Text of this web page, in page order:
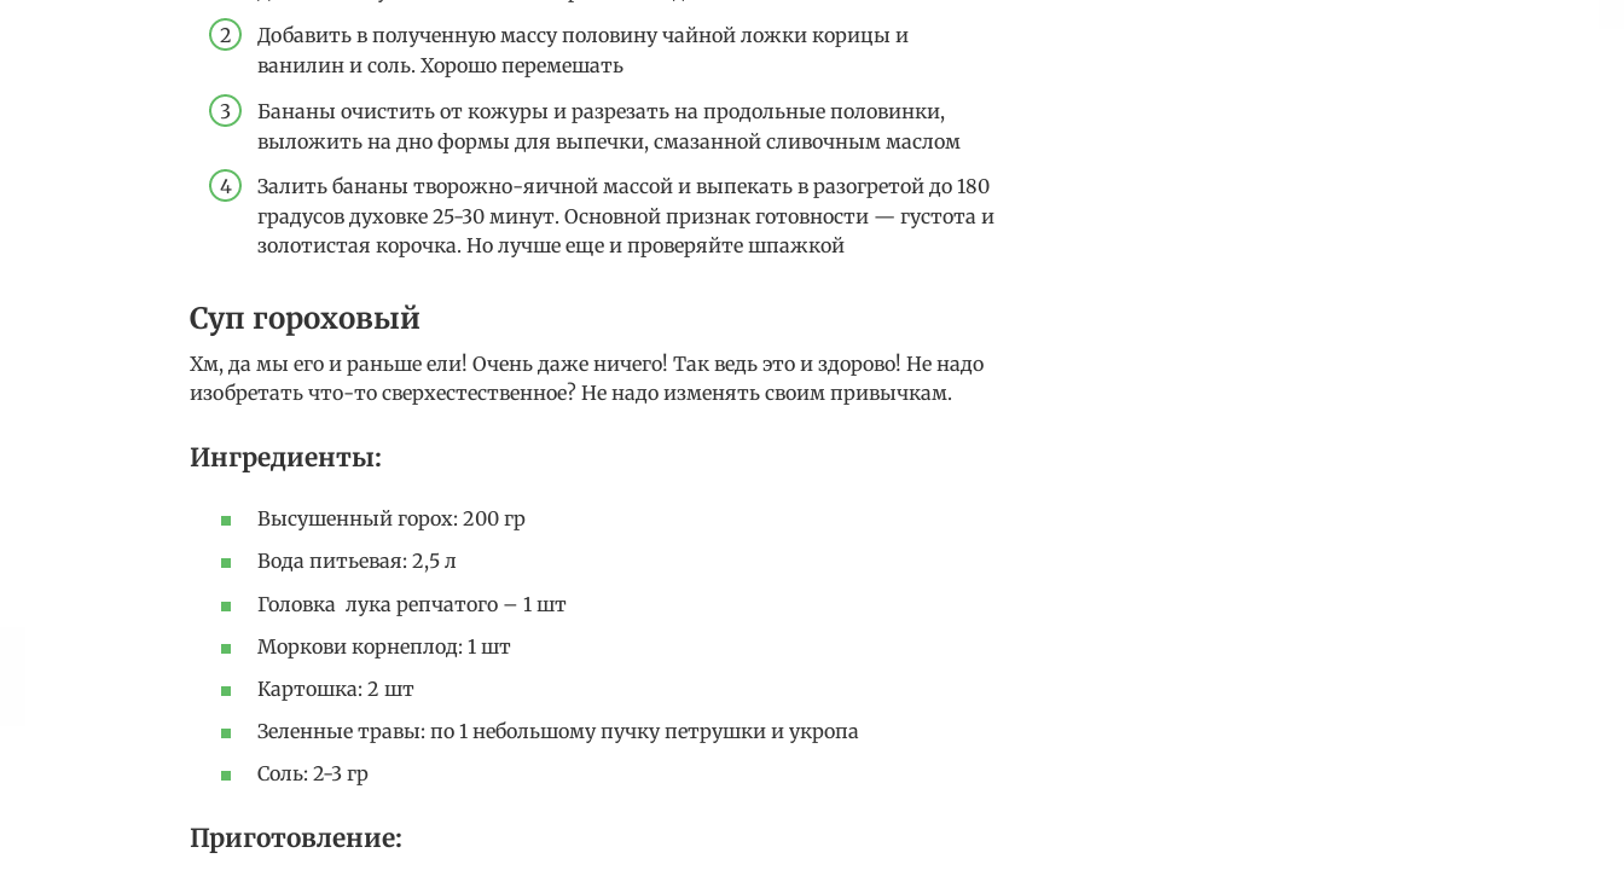
Добавить в полученную массу половину чайной ложки корицы и
ванилин и соль. Хорошо перемешать
Бананы очистить от кожуры и разрезать на продольные половинки,
выложить на дно формы для выпечки, смазанной сливочным маслом
Залить бананы творожно-яичной массой и выпекать в разогретой до 180
градусов духовке 25-30 минут. Основной признак готовности — густота и
золотистая корочка. Но лучше еще и проверяйте шпажкой
Суп гороховый
Хм, да мы его и раньше ели! Очень даже ничего! Так ведь это и здорово! Не надо
изобретать что-то сверхестественное? Не надо изменять своим привычкам.
Ингредиенты:
Высушенный горох: 200 гр
Вода питьевая: 2,5 л
Головка лука репчатого – 1 шт
Моркови корнеплод: 1 шт
Картошка: 2 шт
Зеленные травы: по 1 небольшому пучку петрушки и укропа
Соль: 2-3 гр
Приготовление: